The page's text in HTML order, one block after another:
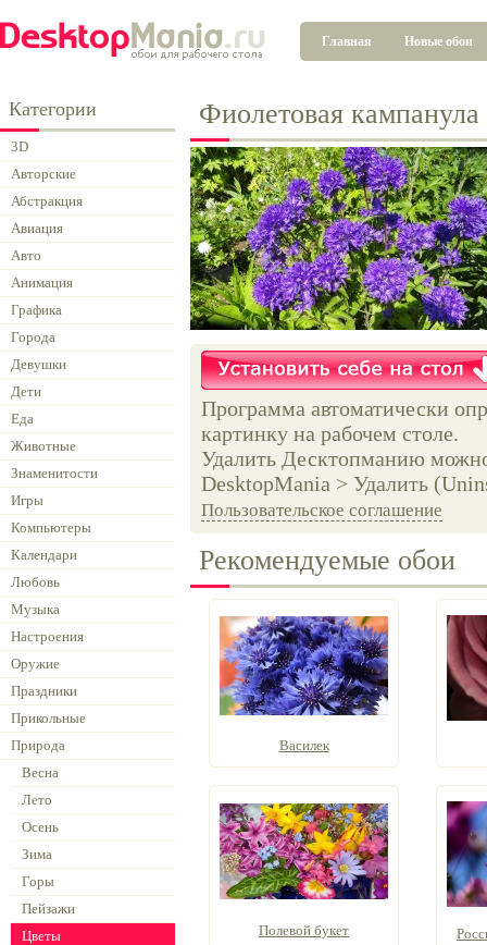
Главная Новые обои
Категории
3D
Авторские
Абстракция
Авиация
Авто
Анимация
Графика
Города
Девушки
Дети
Еда
Животные
Знаменитости
Игры
Компьютеры
Календари
Любовь
Музыка
Настроения
Оружие
Праздники
Прикольные
Природа
Весна
Лето
Осень
Зима
Горы
Пейзажи
Цветы
Фиолетовая кампанула
Программа автоматически
картинку на рабочем столе.
Удалить Десктопманию
DesktopMania > Удалить
Пользовательское соглашение
Рекомендуемые обои
Василек
Полевой букет